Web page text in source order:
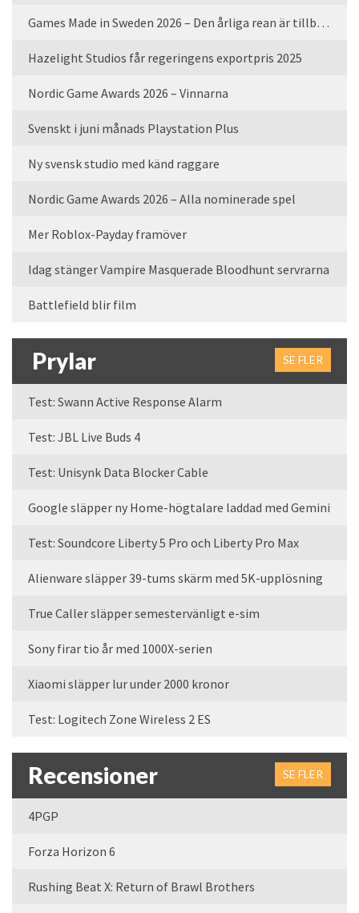
Games Made in Sweden 2026 – Den årliga rean är tillbaka
Hazelight Studios får regeringens exportpris 2025
Nordic Game Awards 2026 – Vinnarna
Svenskt i juni månads Playstation Plus
Ny svensk studio med känd raggare
Nordic Game Awards 2026 – Alla nominerade spel
Mer Roblox-Payday framöver
Idag stänger Vampire Masquerade Bloodhunt servrarna
Battlefield blir film
Prylar SE FLER
Test: Swann Active Response Alarm
Test: JBL Live Buds 4
Test: Unisynk Data Blocker Cable
Google släpper ny Home-högtalare laddad med Gemini
Test: Soundcore Liberty 5 Pro och Liberty Pro Max
Alienware släpper 39-tums skärm med 5K-upplösning
True Caller släpper semestervänligt e-sim
Sony firar tio år med 1000X-serien
Xiaomi släpper lur under 2000 kronor
Test: Logitech Zone Wireless 2 ES
Recensioner SE FLER
4PGP
Forza Horizon 6
Rushing Beat X: Return of Brawl Brothers